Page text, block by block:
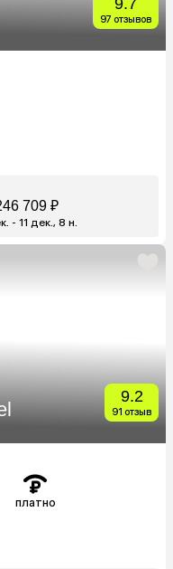
97 отзывов
709 ₽
- 11 дек., 8 н.
9.2
91 отзыв
платно